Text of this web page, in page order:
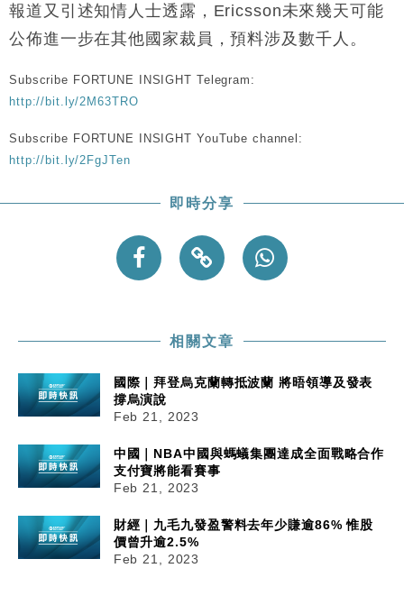
報道又引述知情人士透露，Ericsson未來幾天可能
公佈進一步在其他國家裁員，預料涉及數千人。
Subscribe FORTUNE INSIGHT Telegram:
http://bit.ly/2M63TRO
Subscribe FORTUNE INSIGHT YouTube channel:
http://bit.ly/2FgJTen
即時分享
相關文章
國際｜拜登烏克蘭轉抵波蘭 將晤領導及發表
撐烏演說
Feb 21, 2023
中國｜NBA中國與螞蟻集團達成全面戰略合作
支付寶將能看賽事
Feb 21, 2023
財經｜九毛九發盈警料去年少賺逾86% 惟股
價曾升逾2.5%
Feb 21, 2023